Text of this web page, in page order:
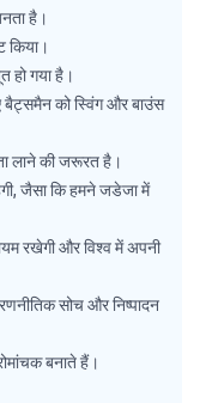
है।
हो गया है।
बैट्समैन को स्विंग और बाउंस
लाने की जरूरत है।
जैसा कि हमने जडेजा में
रखेगी और विश्व में अपनी
सोच और निष्पादन
बनाते हैं।